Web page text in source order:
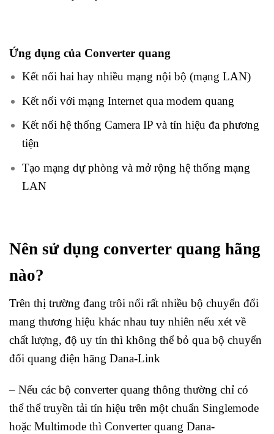
Ứng dụng của Converter quang
Kết nối hai hay nhiều mạng nội bộ (mạng LAN)
Kết nối với mạng Internet qua modem quang
Kết nối hệ thống Camera IP và tín hiệu đa phương
tiện
Tạo mạng dự phòng và mở rộng hệ thống mạng
LAN
Nên sử dụng converter quang hãng
nào?
Trên thị trường đang trôi nổi rất nhiều bộ chuyển đổi
mang thương hiệu khác nhau tuy nhiên nếu xét về
chất lượng, độ uy tín thì không thể bỏ qua bộ chuyển
đổi quang điện hãng Dana-Link
– Nếu các bộ converter quang thông thường chỉ có
thể thể truyền tải tín hiệu trên một chuẩn Singlemode
hoặc Multimode thì Converter quang Dana-